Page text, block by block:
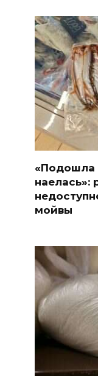
«Подошла
наелась»:
мойвы